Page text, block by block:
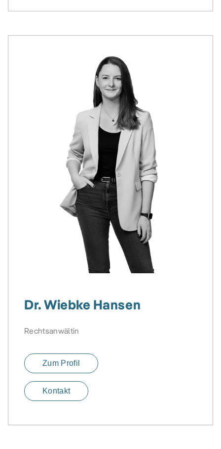
Dr. Wiebke Hansen
Rechtsanwältin
Zum Profil
Kontakt